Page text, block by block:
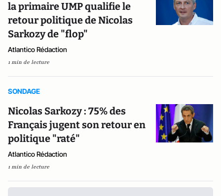
la primaire UMP qualifie le
retour politique de Nicolas
Sarkozy de "flop"
Atlantico Rédaction
1 min de lecture
SONDAGE
Nicolas Sarkozy : 75% des
Français jugent son retour en
politique "raté"
Atlantico Rédaction
1 min de lecture